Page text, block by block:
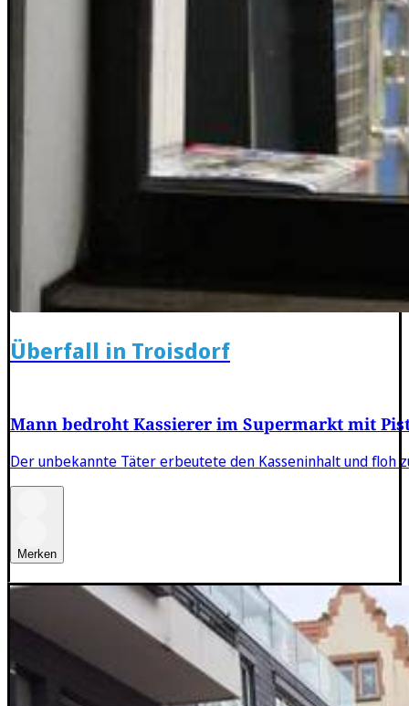
Überfall in Troisdorf
Mann bedroht Kassierer im Supermarkt mit
Der unbekannte Täter erbeutete den Kasseninhalt und floh
Merken